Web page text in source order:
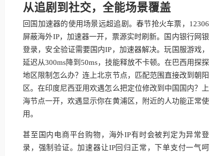
从追剧到社交，全能场景覆盖
回国加速器的使用场景远超追剧。春节抢火车票，12306
屏蔽海外IP，加速器一开，票源实时刷新。国内银行网银
登录，安全验证需要国内IP，加速器解决。玩国服游戏，
延迟从300ms降到50ms，技能释放不卡顿。在巴西用探探
地区限制怎么办？连上北京节点，匹配范围直接改到朝阳
区。在印度尼西亚用欢遇怎么把定位修改到中国国内？上
海节点一开，欢遇显示你在黄浦区，附近的人功能正常使
用。
甚至国内电商平台购物，海外IP有时会被判定为异常登
录，强制验证。加速器让IP回归正常，下单支付一气呵